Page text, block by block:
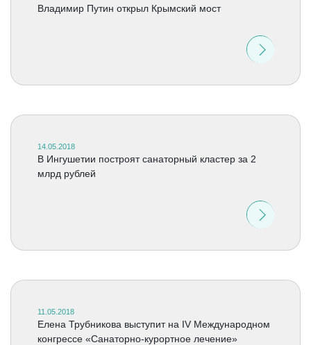
Владимир Путин открыл Крымский мост
14.05.2018
В Ингушетии построят санаторный кластер за 2
млрд рублей
11.05.2018
Елена Трубникова выступит на IV Международном
конгрессе «Санаторно-курортное лечение»